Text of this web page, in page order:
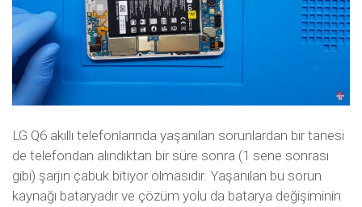
LG Q6 akıllı telefonlarında yaşanılan sorunlardan bir tanesi
de telefondan alındıktan bir süre sonra (1 sene sonrası
gibi) şarjın çabuk bitiyor olmasıdır. Yaşanılan bu sorun
kaynağı bataryadır ve çözüm yolu da batarya değişiminin